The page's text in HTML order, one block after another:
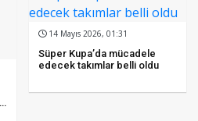
14 Mayıs 2026, 01:31
Süper Kupa’da mücadele
edecek takımlar belli oldu